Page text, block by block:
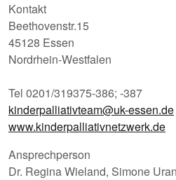
Kontakt
Beethovenstr.15
45128 Essen
Nordrhein-Westfalen
Tel 0201/319375-386; -387
kinderpalliativteam@uk-essen.de
www.kinderpalliativnetzwerk.de
Ansprechperson
Dr. Regina Wieland, Simone